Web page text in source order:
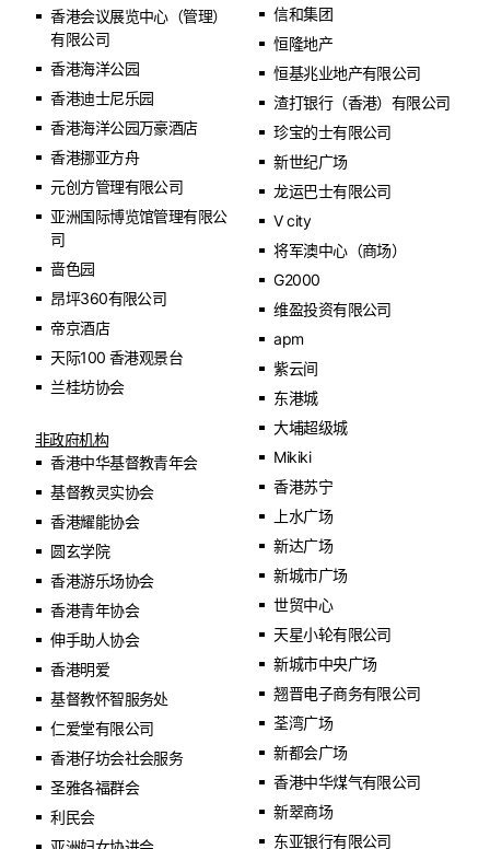
香港会议展览中心（管理）
有限公司
香港海洋公园
香港迪士尼乐园
香港海洋公园万豪酒店
香港挪亚方舟
元创方管理有限公司
亚洲国际博览馆管理有限公
司
啬色园
昂坪360有限公司
帝京酒店
天际100 香港观景台
兰桂坊协会
非政府机构
香港中华基督教青年会
基督教灵实协会
香港耀能协会
圆玄学院
香港游乐场协会
香港青年协会
伸手助人协会
香港明爱
基督教怀智服务处
仁爱堂有限公司
香港仔坊会社会服务
圣雅各福群会
利民会
信和集团
恒隆地产
恒基兆业地产有限公司
渣打银行（香港）有限公司
珍宝的士有限公司
新世纪广场
龙运巴士有限公司
V city
将军澳中心（商场）
G2000
维盈投资有限公司
apm
紫云间
东港城
大埔超级城
Mikiki
香港苏宁
上水广场
新达广场
新城市广场
世贸中心
天星小轮有限公司
新城市中央广场
翘晋电子商务有限公司
荃湾广场
新都会广场
香港中华煤气有限公司
新翠商场
东亚银行有限公司